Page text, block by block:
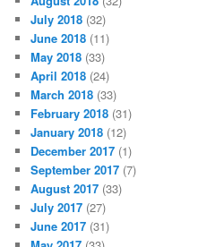
July 2018 (32)
June 2018 (11)
May 2018 (33)
April 2018 (24)
March 2018 (33)
February 2018 (31)
January 2018 (12)
December 2017 (1)
September 2017 (7)
August 2017 (33)
July 2017 (27)
June 2017 (31)